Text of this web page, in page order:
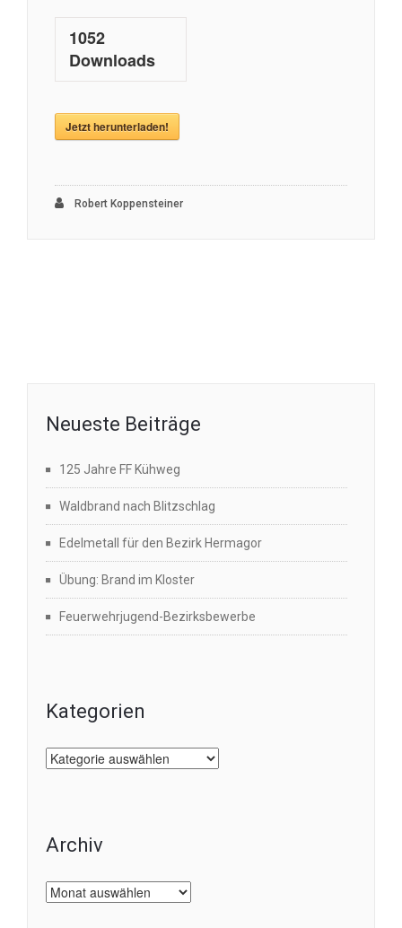
1052
Downloads
Jetzt herunterladen!
Robert Koppensteiner
Neueste Beiträge
125 Jahre FF Kühweg
Waldbrand nach Blitzschlag
Edelmetall für den Bezirk Hermagor
Übung: Brand im Kloster
Feuerwehrjugend-Bezirksbewerbe
Kategorien
Kategorien
Archiv
Archiv